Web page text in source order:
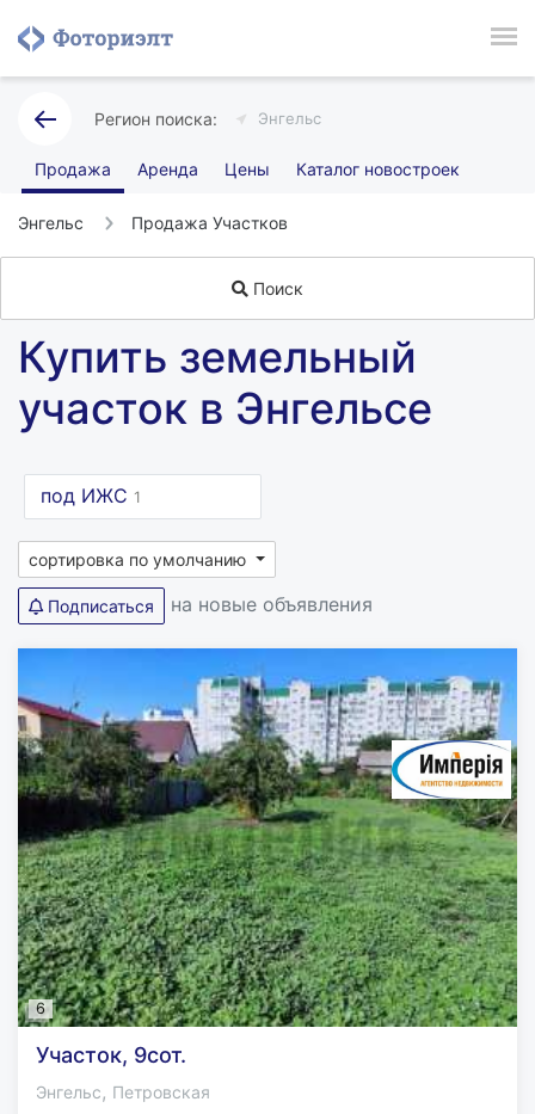
Энгельс
Продажа Аренда Цены Каталог новостроек
Энгельс Продажа Участков
Поиск
Купить земельный
участок в Энгельсе
под ИЖС 1
сортировка по умолчанию
Подписаться на новые объявления
6
Участок, 9сот.
Энгельс, Петровская